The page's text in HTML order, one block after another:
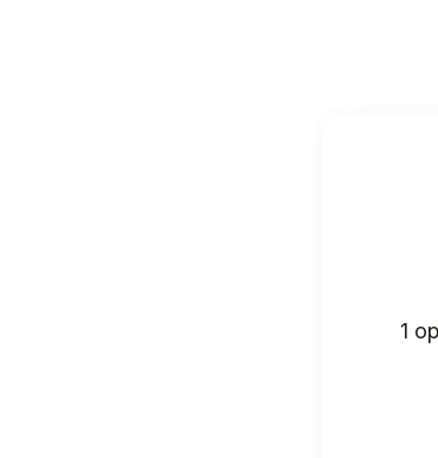
Dla dziecka ten drewniany,
koordynację całego ciała. Dla
Wymiary konstrukcji: 118 ×
Wymiary zjeżdżalni/ścianki:
1